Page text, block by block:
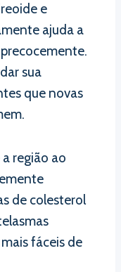
e
ajuda a
sua
que novas
região ao
de colesterol
fáceis de